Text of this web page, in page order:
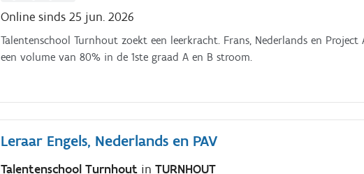
Online sinds 25 jun. 2026
Talentenschool Turnhout zoekt een leerkracht. Frans, Nederlands en
een volume van 80% in de 1ste graad A en B stroom.
Leraar Engels, Nederlands en PAV
Talentenschool Turnhout inTURNHOUT